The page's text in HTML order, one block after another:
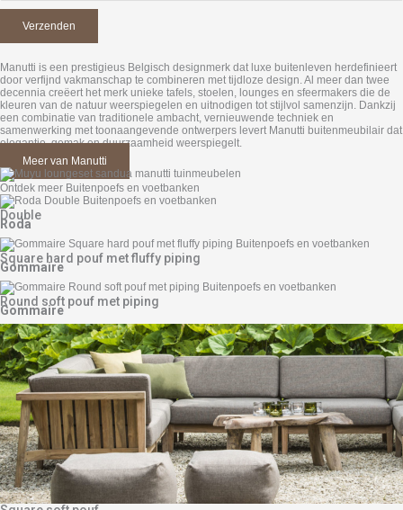
Manutti is een prestigieus Belgisch designmerk dat luxe buitenleven herdefinieert
door verfijnd vakmanschap te combineren met tijdloze design. Al meer dan twee
decennia creëert het merk unieke tafels, stoelen, lounges en sfeermakers die de
kleuren van de natuur weerspiegelen en uitnodigen tot stijlvol samenzijn. Dankzij
een combinatie van traditionele ambacht, vernieuwende techniek en
samenwerking met toonaangevende ontwerpers levert Manutti buitenmeubilair dat
elegantie, gemak en duurzaamheid weerspiegelt.
Meer van Manutti
Ontdek meer Buitenpoefs en voetbanken
Double
Roda
Square hard pouf met fluffy piping
Gommaire
Round soft pouf met piping
Gommaire